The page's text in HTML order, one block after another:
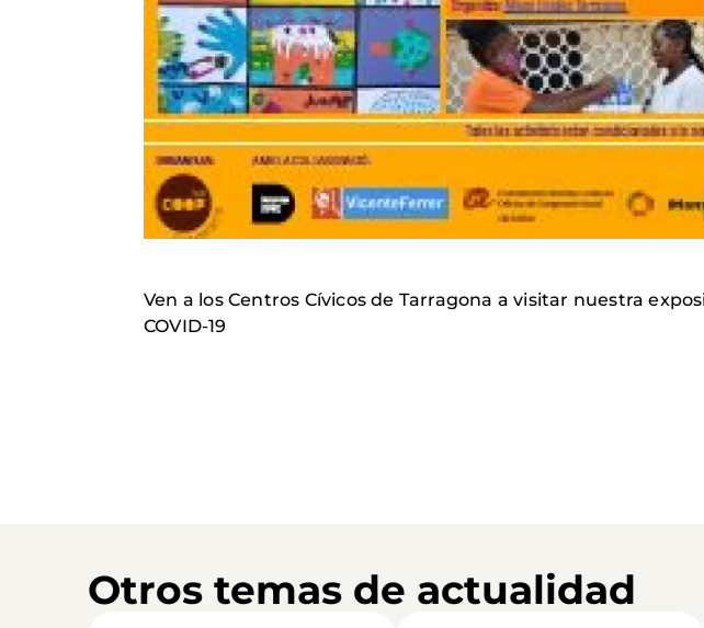
Ven a los Centros Cívicos de Tarragona a visitar nuestra
COVID-19
Otros temas de actualidad